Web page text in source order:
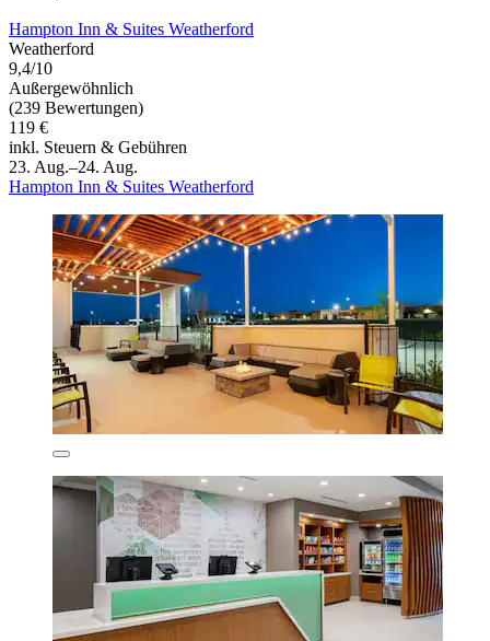
Hampton Inn & Suites Weatherford
Weatherford
9,4/10
Außergewöhnlich
(239 Bewertungen)
119 €
inkl. Steuern & Gebühren
23. Aug.–24. Aug.
Hampton Inn & Suites Weatherford